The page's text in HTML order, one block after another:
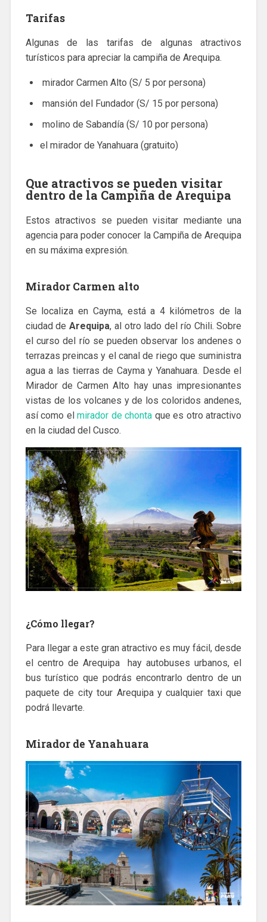
Tarifas
Algunas de las tarifas de algunas atractivos
turísticos para apreciar la campiña de Arequipa.
mirador Carmen Alto (S/ 5 por persona)
mansión del Fundador (S/ 15 por persona)
molino de Sabandía (S/ 10 por persona)
el mirador de Yanahuara (gratuito)
Que atractivos se pueden visitar
dentro de la Campiña de Arequipa
Estos atractivos se pueden visitar mediante una
agencia para poder conocer la Campiña de Arequipa
en su máxima expresión.
Mirador Carmen alto
Se localiza en Cayma, está a 4 kilómetros de la
ciudad deArequipa, al otro lado del río Chili. Sobre
el curso del río se pueden observar los andenes o
terrazas preincas y el canal de riego que suministra
agua a las tierras de Cayma y Yanahuara. Desde el
Mirador de Carmen Alto hay unas impresionantes
vistas de los volcanes y de los coloridos andenes,
así como elmirador de chonta que es otro atractivo
en la ciudad del Cusco.
¿Cómo llegar?
Para llegar a este gran atractivo es muy fácil, desde
el centro de Arequipa hay autobuses urbanos, el
bus turístico que podrás encontrarlo dentro de un
paquete de city tour Arequipa y cualquier taxi que
podrá llevarte.
Mirador de Yanahuara